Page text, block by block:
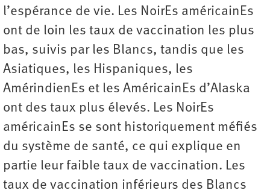
l’espérance de vie. Les NoirEs américainEs
ont de loin les taux de vaccination les plus
bas, suivis par les Blancs, tandis que les
Asiatiques, les Hispaniques, les
AmérindienEs et les AméricainEs d’Alaska
ont des taux plus élevés. Les NoirEs
américainEs se sont historiquement méfiés
du système de santé, ce qui explique en
partie leur faible taux de vaccination. Les
taux de vaccination inférieurs des Blancs